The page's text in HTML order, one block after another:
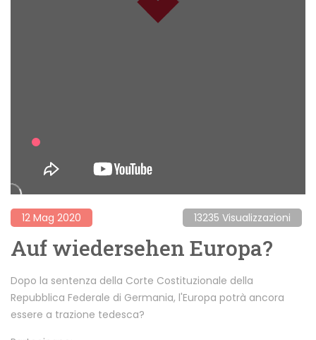
12 Mag 2020 13235 Visualizzazioni
Auf wiedersehen Europa?
Dopo la sentenza della Corte Costituzionale della
Repubblica Federale di Germania, l'Europa potrà ancora
essere a trazione tedesca?